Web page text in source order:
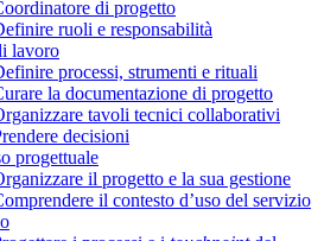
di progetto
ruoli e responsabilità
lavoro
processi, strumenti e rituali
la documentazione di progetto
tavoli tecnici collaborativi
decisioni
progettuale
il progetto e la sua gestione
il contesto d’uso del servizio